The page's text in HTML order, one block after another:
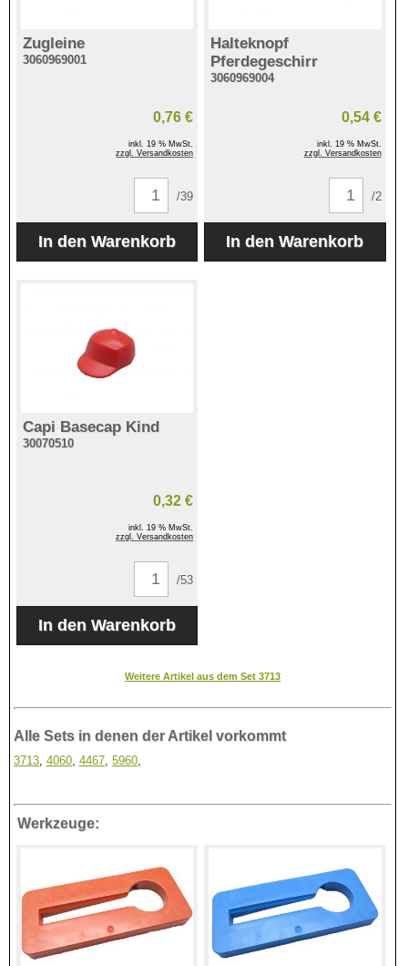
Zugleine
3060969001
0,76 €
inkl. 19 % MwSt.
zzgl. Versandkosten
/39
Halteknopf
Pferdegeschirr
3060969004
0,54 €
inkl. 19 % MwSt.
zzgl. Versandkosten
/2
Capi Basecap Kind
30070510
0,32 €
inkl. 19 % MwSt.
zzgl. Versandkosten
/53
Weitere Artikel aus dem Set 3713
Alle Sets in denen der Artikel vorkommt
3713 4060 4467 5960
Werkzeuge: